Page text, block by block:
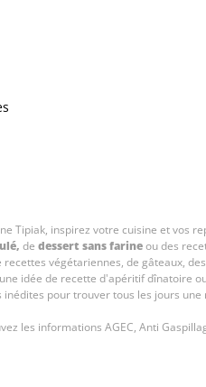
Tipiak, inspirez votre cuisine et vos
, de dessert sans farine ou des
recettes végétariennes, de gâteaux,
idée de recette d'apéritif dînatoire
pour trouver tous les jours
les informations AGEC, Anti